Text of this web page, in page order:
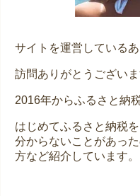
サイトを運営しているあ
訪問ありがとうござい
2016年からふるさと納
はじめてふるさと納税
分からないことがあっ
方など紹介しています。